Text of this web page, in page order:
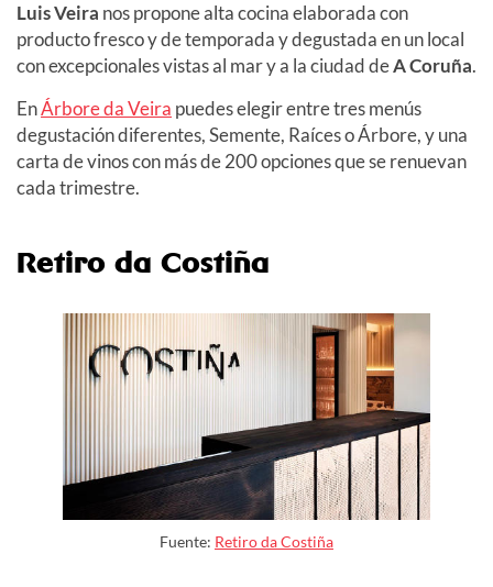
Luis Veira nos propone alta cocina elaborada con
producto fresco y de temporada y degustada en un local
con excepcionales vistas al mar y a la ciudad deA Coruña.
EnÁrbore da Veira puedes elegir entre tres menús
degustación diferentes, Semente, Raíces o Árbore, y una
carta de vinos con más de 200 opciones que se renuevan
cada trimestre.
Retiro da Costiña
Fuente: Retiro da Costiña